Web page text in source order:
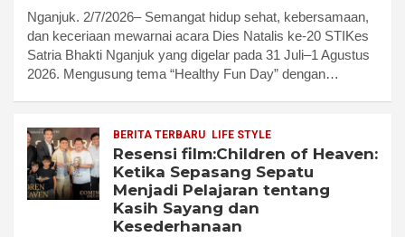
Nganjuk. 2/7/2026– Semangat hidup sehat, kebersamaan,
dan keceriaan mewarnai acara Dies Natalis ke-20 STIKes
Satria Bhakti Nganjuk yang digelar pada 31 Juli–1 Agustus
2026. Mengusung tema “Healthy Fun Day” dengan…
BERITA TERBARU LIFE STYLE
Resensi film:Children of Heaven:
Ketika Sepasang Sepatu
Menjadi Pelajaran tentang
Kasih Sayang dan
Kesederhanaan